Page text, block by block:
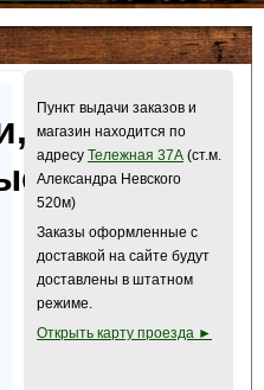
Пункт выдачи заказов и
магазин находится по
адресу Тележная 37А (ст.м.
Александра Невского
520м)
Заказы оформленные с
доставкой на сайте будут
доставлены в штатном
режиме.
Открыть карту проезда ►